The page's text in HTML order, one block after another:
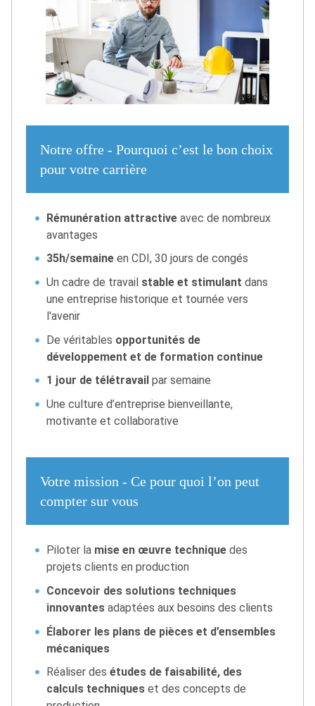
Notre offre - Pourquoi c’est le bon choix
pour votre carrière
Rémunération attractive avec de nombreux
avantages
35h/semaine en CDI, 30 jours de congés
Un cadre de travail stable et stimulant dans
une entreprise historique et tournée vers
l'avenir
De véritables opportunités de
développement et de formation continue
1 jour de télétravail par semaine
Une culture d’entreprise bienveillante,
motivante et collaborative
Votre mission - Ce pour quoi l’on peut
compter sur vous
Piloter la mise en œuvre technique des
projets clients en production
Concevoir des solutions techniques
innovantes adaptées aux besoins des clients
Élaborer les plans de pièces et d’ensembles
mécaniques
Réaliser desétudes de faisabilité, des
calculs techniques et des concepts de